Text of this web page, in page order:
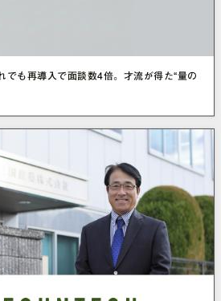
でも再導入で面談数4倍。才流が得た“量の